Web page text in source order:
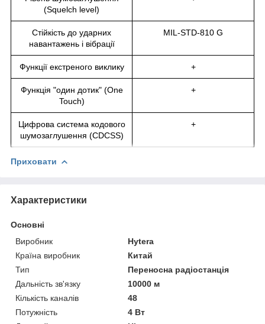
(Squelch level)
Стійкість до ударних
навантажень і вібрації
MIL-STD-810 G
Функції екстреного виклику +
Функція "один дотик" (One
Touch)
+
Цифрова система кодового
шумозаглушення (CDCSS)
+
Приховати
Характеристики
Основні
Виробник
Hytera
Країна виробник
Китай
Тип
Переносна радіостанція
Дальність зв'язку
10000 м
Кількість каналів
48
Потужність
4 Вт